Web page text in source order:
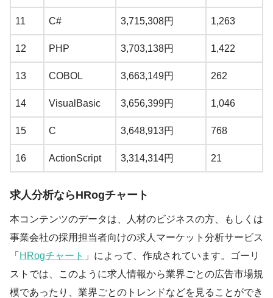
11 C# 3,715,308円 1,263
12 PHP 3,703,138円 1,422
13 COBOL 3,663,149円 262
14 VisualBasic 3,656,399円 1,046
15 C 3,648,913円 768
16 ActionScript 3,314,314円 21
求人分析ならHRogチャート
本コンテンツのデータは、人材のビジネスの方、もしくは
事業会社の採用担当者向けの求人マーケット分析サービス
「 HRogチャート 」によって、作成されています。ゴーリ
ストでは、このように求人情報から業界ごとの広告市場規
模であったり、業界ごとのトレンドなどを見ることができ